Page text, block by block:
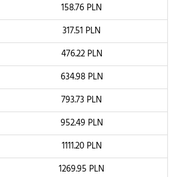
158.76 PLN
317.51 PLN
476.22PLN
634.98PLN
793.73 PLN
952.49 PLN
1111.20PLN
1269.95 PLN